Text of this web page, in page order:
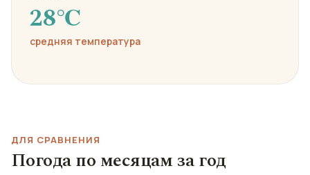
28℃
средняя температура
ДЛЯ СРАВНЕНИЯ
Погода по месяцам за год